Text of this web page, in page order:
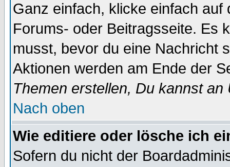
Ganz einfach, klicke einfach
Forums- oder Beitragsseite. Es
musst, bevor du eine Nachricht
Aktionen werden am Ende der
Themen erstellen, Du kannst
Nach oben
Wie editiere oder lösche ich
Sofern du nicht der